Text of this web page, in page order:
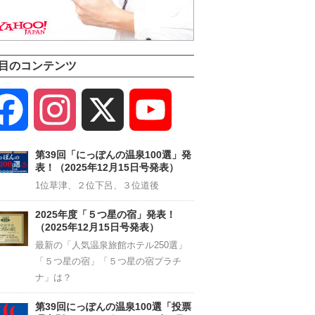
のコンテンツ
Facebook Instagram
Channel
第39回「にっぽんの温泉100選」発
表！（2025年12月15日号発表）
1位草津、２位下呂、３位道後
2025年度「５つ星の宿」発表！
（2025年12月15日号発表）
最新の「人気温泉旅館ホテル250選」
「５つ星の宿」「５つ星の宿プラチ
ナ」は？
第39回にっぽんの温泉100選「投票